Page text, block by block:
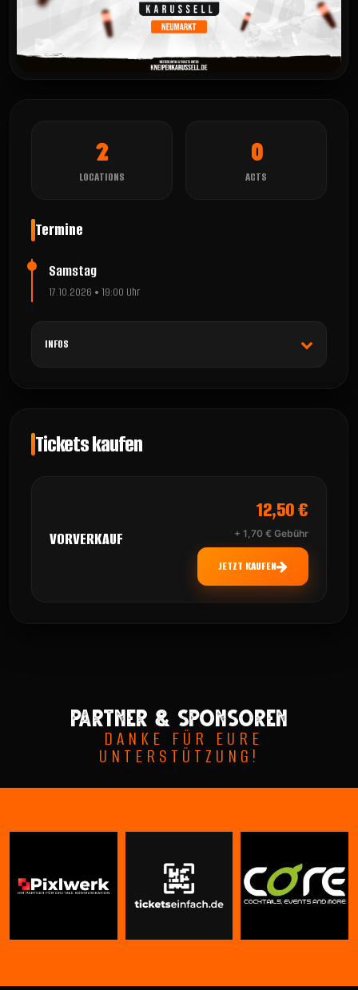
2
LOCATIONS
0
ACTS
Termine
Samstag
17.10.2026 • 19:00 Uhr
INFOS
Tickets kaufen
VORVERKAUF
12,50 €
+ 1,70 € Gebühr
JETZT KAUFEN
Partner & sponsoren
DANKE FÜR EURE
UNTERSTÜTZUNG!